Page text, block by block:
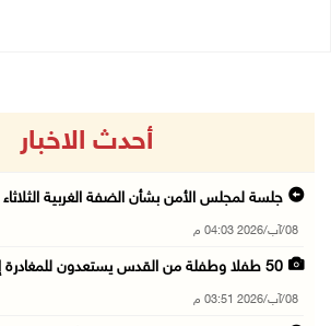
أحدث الاخبار
جلسة لمجلس الأمن بشأن الضفة الغربية
08/آب/2026 04:03 م
50 طفلا وطفلة من القدس يستعدون للمغادرة إلى ا ...
08/آب/2026 03:51 م